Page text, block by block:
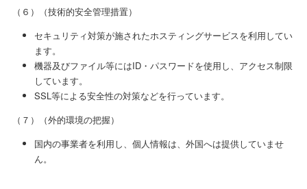
（６）（技術的安全管理措置）
セキュリティ対策が施されたホスティングサービスを利用してい
ます。
機器及びファイル等にはID・パスワードを使用し、アクセス制限
しています。
SSL等による安全性の対策などを行っています。
（７）（外的環境の把握）
国内の事業者を利用し、個人情報は、外国へは提供していませ
ん。